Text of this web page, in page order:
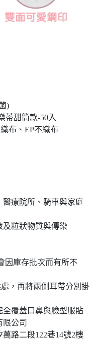
)
甜筒款-50入
布、EP不織布
療院所、騎車與家庭
及粒狀物質與傳染
因庫存批次而有所不
，再將兩側耳帶分別掛
蓋口鼻與臉型服貼
公司
路二段122巷14號2樓